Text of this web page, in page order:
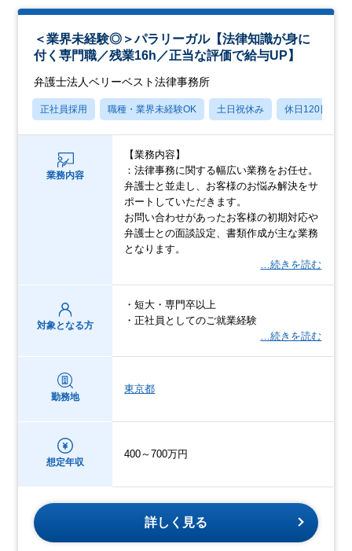
＜業界未経験◎＞パラリーガル【法律知識が身に
付く専門職／残業16h／正当な評価で給与UP】
弁護士法人ベリーベスト法律事務所
正社員採用 職種・業界未経験OK 土日祝休み 休日120日以上
業務内容
【業務内容】
：法律事務に関する幅広い業務をお任せ。
弁護士と並走し、お客様のお悩み解決をサ
ポートしていただきます。
お問い合わせがあったお客様の初期対応や
弁護士との面談設定、書類作成が主な業務
となります。
…続きを読む
対象となる方
・短大・専門卒以上
・正社員としてのご就業経験
…続きを読む
勤務地
東京都
想定年収
400～700万円
詳しく見る